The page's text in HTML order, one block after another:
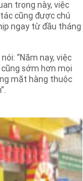
trọng này, việc
cũng được chú
ngay từ đầu tháng
“Năm nay, việc
sớm hơn mọi
mặt hàng thuộc